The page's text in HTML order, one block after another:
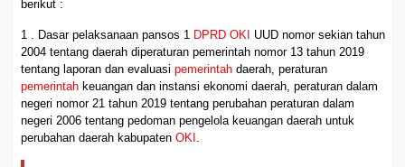
berikut :
1 . Dasar pelaksanaan pansos 1 DPRD OKI UUD nomor sekian tahun
2004 tentang daerah diperaturan pemerintah nomor 13 tahun 2019
tentang laporan dan evaluasi pemerintahdaerah, peraturan
pemerintahkeuangan dan instansi ekonomi daerah, peraturan dalam
negeri nomor 21 tahun 2019 tentang perubahan peraturan dalam
negeri 2006 tentang pedoman pengelola keuangan daerah untuk
perubahan daerah kabupaten OKI .